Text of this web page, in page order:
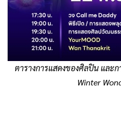
ตารางการแสดงของศิลปิน และ
Winter